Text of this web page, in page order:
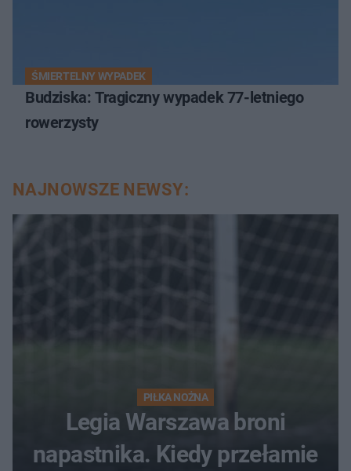
ŚMIERTELNY WYPADEK
Budziska: Tragiczny wypadek 77-letniego
rowerzysty
NAJNOWSZE NEWSY:
PIŁKA NOŻNA
Legia Warszawa broni
napastnika. Kiedy przełamie